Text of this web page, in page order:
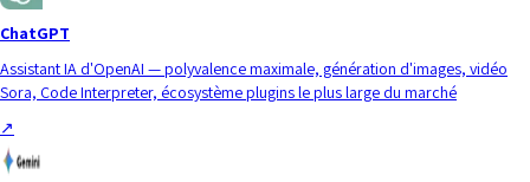
ChatGPT
Assistant IA d'OpenAI — polyvalence maximale, génération d'images, vidéo
Sora, Code Interpreter, écosystème plugins le plus large du marché
↗